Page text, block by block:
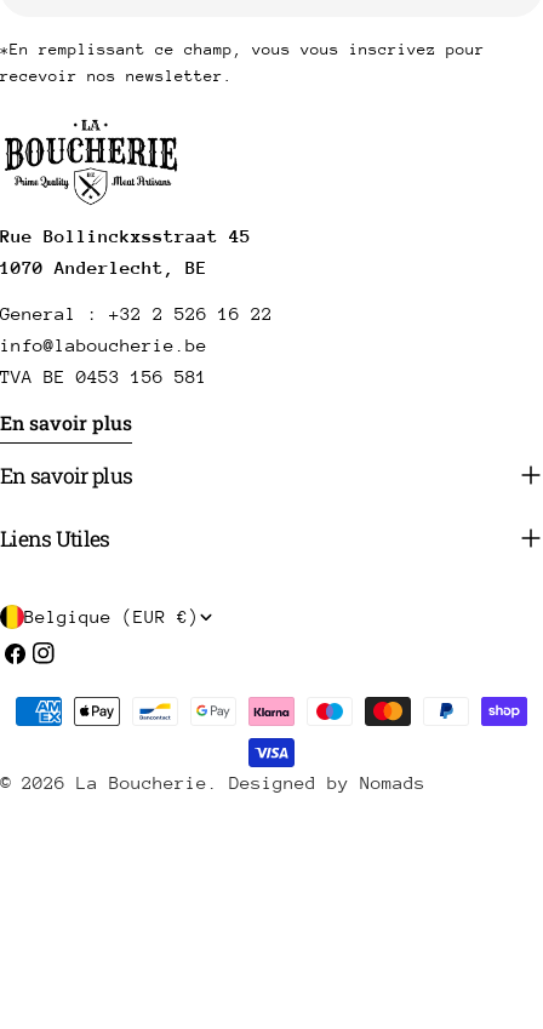
Rue Bollinckxsstraat 45
1070 Anderlecht, BE
General : +32 2 526 16 22
info@laboucherie.be
TVA BE 0453 156 581
En savoir plus
En savoir plus
Liens Utiles
*En remplissant ce champ, vous vous inscrivez pour
recevoir nos newsletter.
P
a
/
Belgique (EUR €)
Facebook
Instagram
© 2026 La Boucherie Designed by Nomads
Méthodes
payement